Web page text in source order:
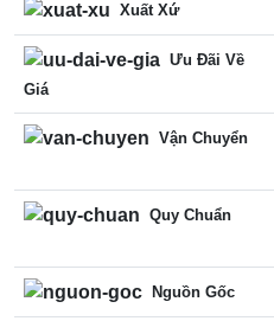
Xuất Xứ
Ưu Đãi Về
Giá
Vận Chuyển
Quy Chuẩn
Nguồn Gốc